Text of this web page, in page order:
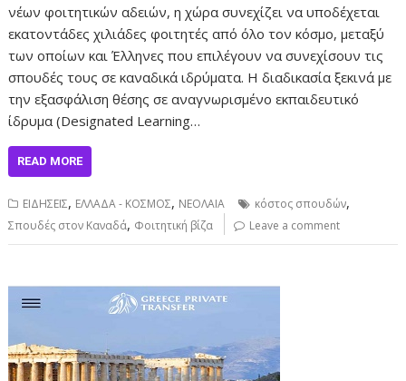
νέων φοιτητικών αδειών, η χώρα συνεχίζει να υποδέχεται
εκατοντάδες χιλιάδες φοιτητές από όλο τον κόσμο, μεταξύ
των οποίων και Έλληνες που επιλέγουν να συνεχίσουν τις
σπουδές τους σε καναδικά ιδρύματα. Η διαδικασία ξεκινά με
την εξασφάλιση θέσης σε αναγνωρισμένο εκπαιδευτικό
ίδρυμα (Designated Learning…
READ MORE
ΕΙΔΗΣΕΙΣ, ΕΛΛΑΔΑ - ΚΟΣΜΟΣ, ΝΕΟΛΑΙΑ κόστος σπουδών,
Σπουδές στον Καναδά, Φοιτητική βίζα Leave a comment